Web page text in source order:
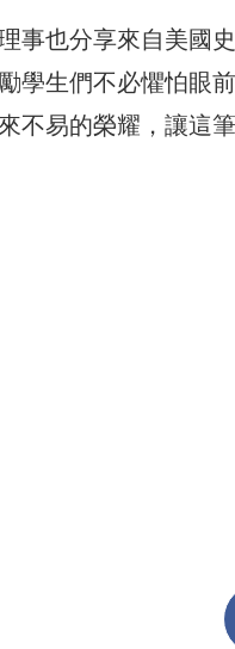
事也分享來自美國
學生們不必懼怕眼
不易的榮耀，讓這